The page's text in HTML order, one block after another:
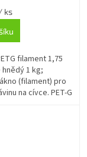
ks
filament 1,75
1 kg;
(filament) pro
na cívce. PET-G
je materiál...